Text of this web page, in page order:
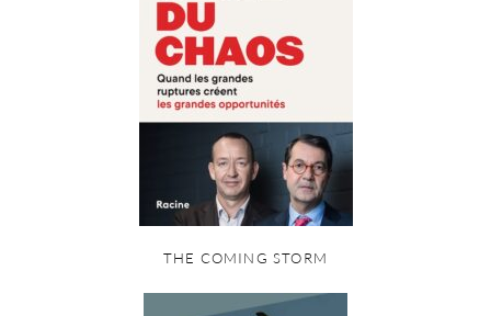
THE COMING STORM